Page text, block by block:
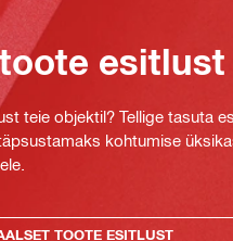
esitlust
teie objektil? Tellige tasuta
kohtumise
TOOTE ESITLUST